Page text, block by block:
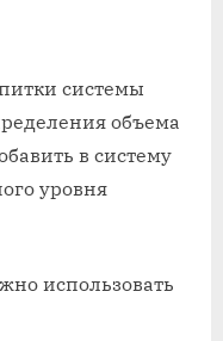
системы
объема
в систему
уровня
использовать